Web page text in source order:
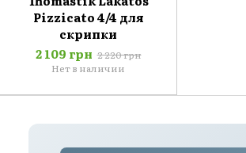
Pizzicato 4/4 для
скрипки
2 109 грн 2 220 грн
Нет в наличии